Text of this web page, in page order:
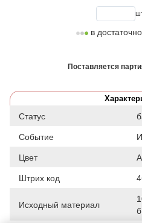
в
Поставляется
Статус
Событие
Цвет
Штрих код
Исходный материал